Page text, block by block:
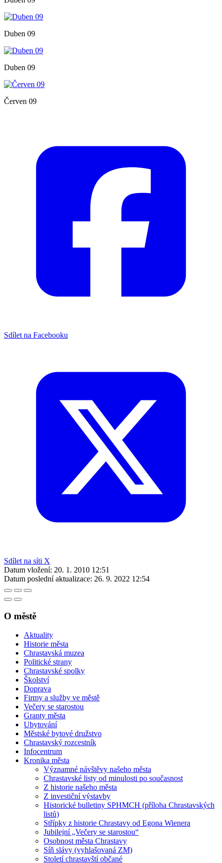
Duben 09
Duben 09
Červen 09
Sdílet na Facebooku
Sdílet na síti X
Datum vložení: 20. 1. 2010 12:51
Datum poslední aktualizace: 26. 9. 2022 12:54
O městě
Aktuality
Historie města
Chrastavská muzea
Politické strany
Chrastavské spolky
Školství
Doprava
Firmy a služby ve městě
Večery se starostou
Granty města
Ubytování
Městské bytové družstvo
Chrastavský rozcestník
Infocentrum
Kronika města
Významné návštěvy našeho města
Chrastavské listy od minulosti po současnost
Z historie našeho města
Z investiční výstavby
Historické bulletiny SPHMCH (příloha Chrastavských
listů)
Střípky z historie Chrastavy od Egona Wienera
Jubilejní „Večery se starostou“
Osobnost města Chrastavy
Síň slávy (vyhlašovaná ZM)
Století chrastavští občané